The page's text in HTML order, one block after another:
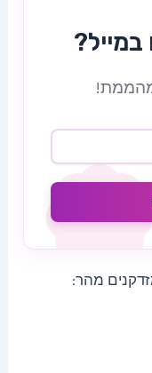
מהממת!
מהר: